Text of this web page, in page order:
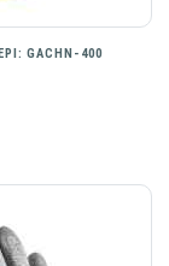
GACHN-400